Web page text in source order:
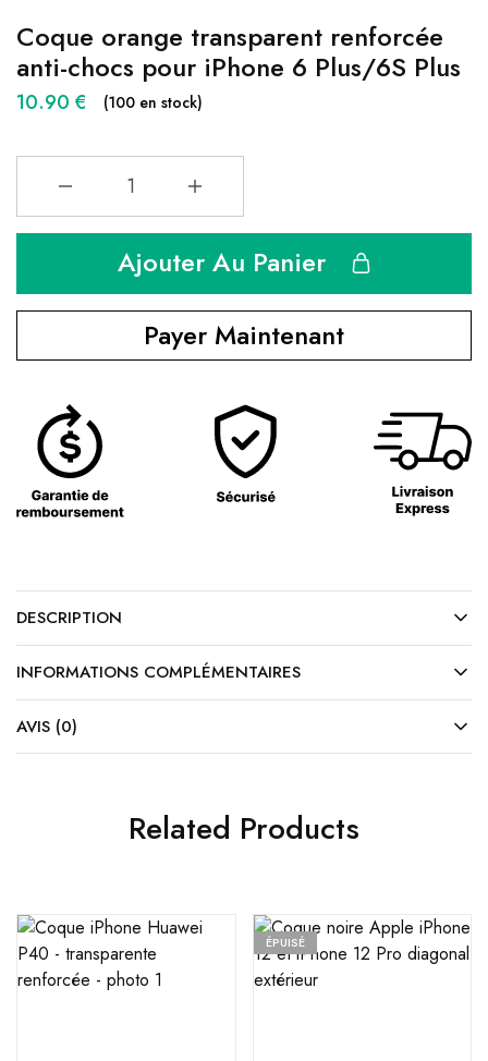
Coque orange transparent renforcée
anti-chocs pour iPhone 6 Plus/6S Plus
10.90 € (100 en stock)
Ajouter Au Panier
Payer Maintenant
DESCRIPTION
INFORMATIONS COMPLÉMENTAIRES
AVIS (0)
Related Products
ÉPUISÉ